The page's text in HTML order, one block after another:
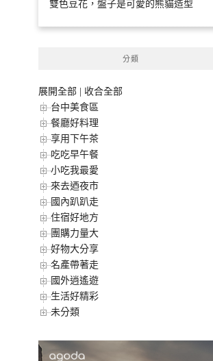
雙色豆花，盤子是可愛的熊貓造型
分類
展開全部
收合全部
台中美食區
餐廳好料理
享用下午茶
吃吃早午餐
小吃我最愛
來去迺夜市
國內趴趴走
住宿好地方
團購力量大
好物大分享
名產帶著走
國外逍遙遊
生活好精彩
未分類